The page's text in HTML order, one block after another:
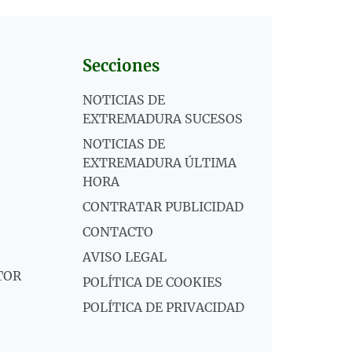
Secciones
NOTICIAS DE
EXTREMADURA SUCESOS
NOTICIAS DE
EXTREMADURA ÚLTIMA
HORA
CONTRATAR PUBLICIDAD
CONTACTO
AVISO LEGAL
POLÍTICA DE COOKIES
POLÍTICA DE PRIVACIDAD